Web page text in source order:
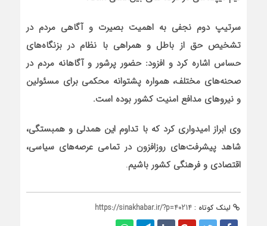
سرتیپ دوم نجفی به اهمیت بصیرت و آگاهی مردم در
تشخیص حق از باطل و همراهی با نظام در بزنگاه‌های
حساس اشاره کرد و افزود: حضور پرشور و آگاهانه مردم در
صحنه‌های مختلف، همواره پشتوانه محکمی برای مسئولین
و نیروهای مدافع امنیت کشور بوده است.
وی ابراز امیدواری کرد که با تداوم این همدلی و همبستگی،
شاهد پیشرفت‌های روزافزون در تمامی عرصه‌های سیاسی،
اقتصادی و فرهنگی کشور باشیم.
لینک کوتاه : https://sinakhabar.ir/?p=40214